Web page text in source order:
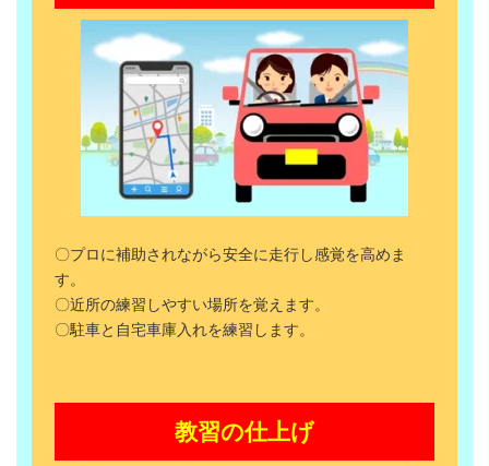
〇プロに補助されながら安全に走行し感覚を高めま
す。
〇近所の練習しやすい場所を覚えます。
〇駐車と自宅車庫入れを練習します。
教習の仕上げ